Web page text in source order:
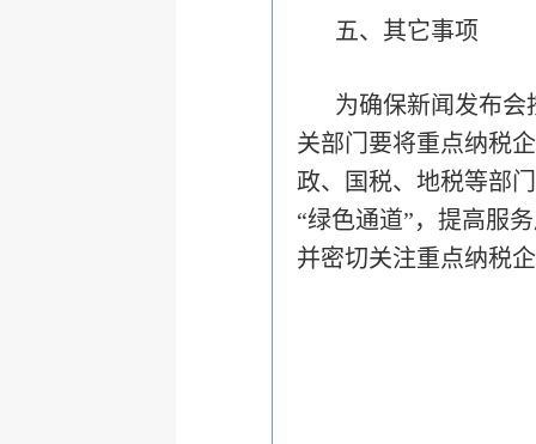
五、其它事项
为确保新闻发布
关部门要将重点纳税
政、国税、地税等部
“绿色通道”，提高服
并密切关注重点纳税